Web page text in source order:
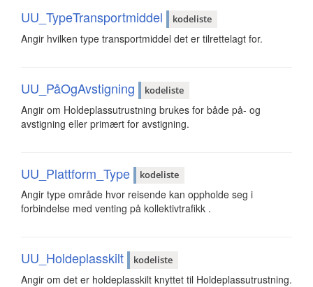
UU_TypeTransportmiddel kodeliste
Angir hvilken type transportmiddel det er tilrettelagt for.
UU_PåOgAvstigning kodeliste
Angir om Holdeplassutrustning brukes for både på- og
avstigning eller primært for avstigning.
UU_Plattform_Type kodeliste
Angir type område hvor reisende kan oppholde seg i
forbindelse med venting på kollektivtrafikk .
UU_Holdeplasskilt kodeliste
Angir om det er holdeplasskilt knyttet til Holdeplassutrustning.